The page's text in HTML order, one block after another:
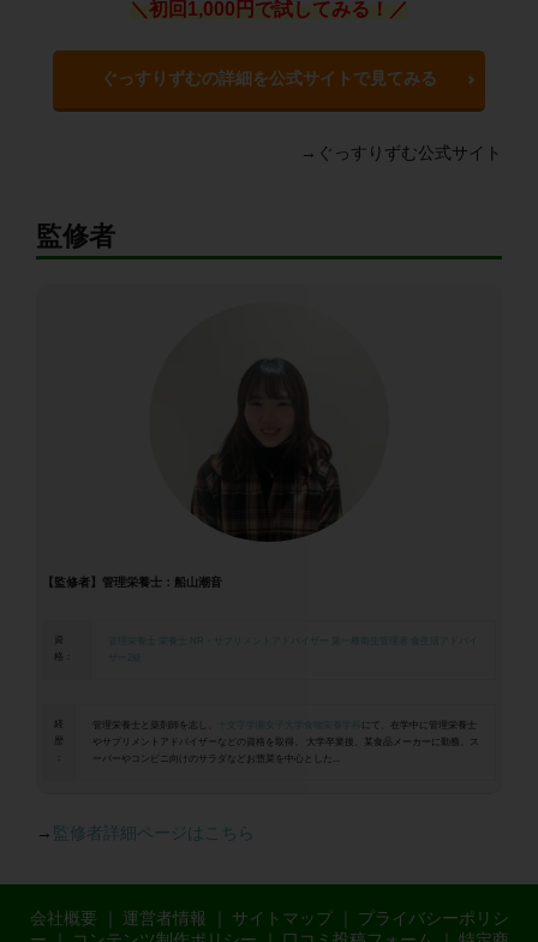
＼初回1,000円で試してみる！／
ぐっすりずむの詳細を公式サイトで見てみる
→ぐっすりずむ公式サイト
監修者
【監修者】管理栄養士：船山潮音
格：
NR・サプリメントアドバイザー
経
歴
管理栄養士と薬剤師を志し、
にて、在学中に管理栄養士
やサプリメントアドバイザーなどの資格を取得。 大学卒業後、某食品メーカーに勤務。ス
ーパーやコンビニ向けのサラダなどお惣菜を中心とした...
→ 監修者詳細ページはこちら
会社概要 運営者情報 サイトマップ
プライバシーポリシ